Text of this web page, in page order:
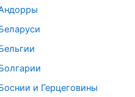
и Герцеговины